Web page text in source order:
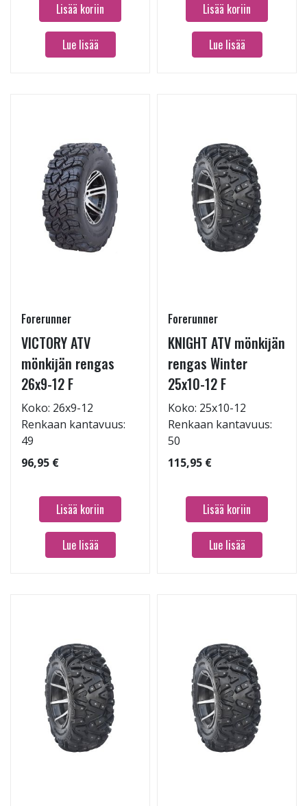
Lisää koriin
Lue lisää
Lisää koriin
Lue lisää
Forerunner
VICTORY ATV
mönkijän rengas
26x9-12 F
Koko: 26x9-12
Renkaan kantavuus:
49
96,95 €
Lisää koriin
Lue lisää
Forerunner
KNIGHT ATV mönkijän
rengas Winter
25x10-12 F
Koko: 25x10-12
Renkaan kantavuus:
50
115,95 €
Lisää koriin
Lue lisää